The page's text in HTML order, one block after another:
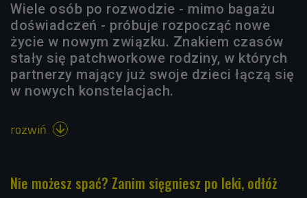
Wiele osób po rozwodzie - mimo bagażu
doświadczeń - próbuje rozpocząć nowe
życie w nowym związku. Znakiem czasów
stały się patchworkowe rodziny, w których
partnerzy mający już swoje dzieci łączą się
w nowych konstelacjach.
rozwiń 
Nie możesz spać? Zanim sięgniesz po leki, odłóż